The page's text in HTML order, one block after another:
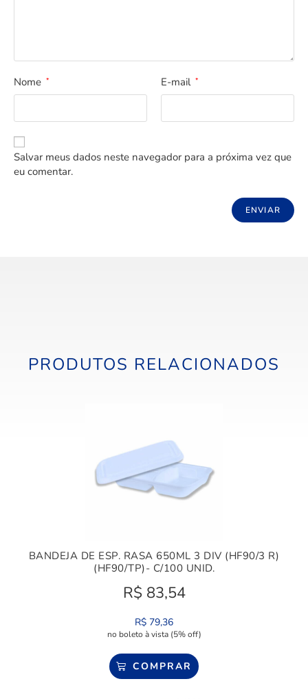
Nome * E-mail *
Salvar meus dados neste navegador para a próxima vez que
eu comentar.
PRODUTOS RELACIONADOS
BANDEJA DE ESP. RASA 650ML 3 DIV (HF90/3 R)
(HF90/TP)- C/100 UNID.
R$ 83,54
R$ 79,36
no boleto à vista (5% off)
COMPRAR